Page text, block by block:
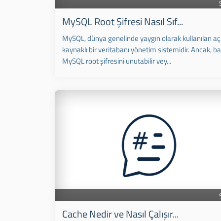
MySQL Root Şifresi Nasıl Sıf...
MySQL, dünya genelinde yaygın olarak kullanılan
kaynaklı bir veritabanı yönetim sistemidir. Ancak,
MySQL root şifresini unutabilir vey...
Cache Nedir ve Nasıl Çalışır...